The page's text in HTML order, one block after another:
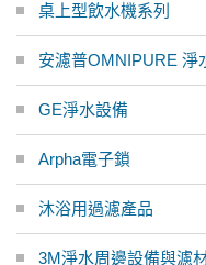
桌上型飲水機系列
安濾普OMNIPURE 淨
GE淨水設備
Arpha電子鎖
沐浴用過濾產品
3M淨水周邊設備與濾